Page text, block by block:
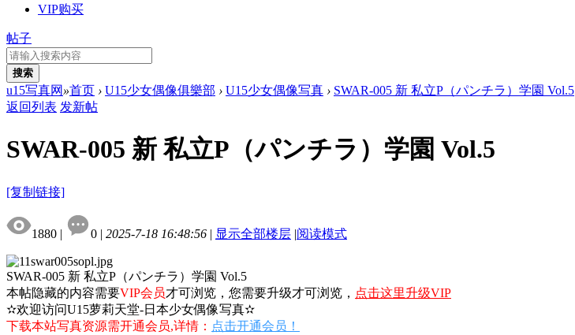
VIP购买
帖子
搜索
u15写真网 »首页 › U15少女偶像俱樂部 › U15少女偶像写真 › SWAR-005 新 私立P（パンチラ）学園 Vol.5
返回列表 发新帖
SWAR-005 新 私立P（パンチラ）学園 Vol.5
[复制链接]
1880 | 0 | 2025-7-18 16:48:56 | 显示全部楼层 |阅读模式
SWAR-005 新 私立P（パンチラ）学園 Vol.5
本帖隐藏的内容需要VIP会员才可浏览，您需要升级才可浏览， 点击这里升级VIP
✫欢迎访问U15萝莉天堂-日本少女偶像写真✫
下载本站写真资源需开通会员,详情： 点击开通会员！